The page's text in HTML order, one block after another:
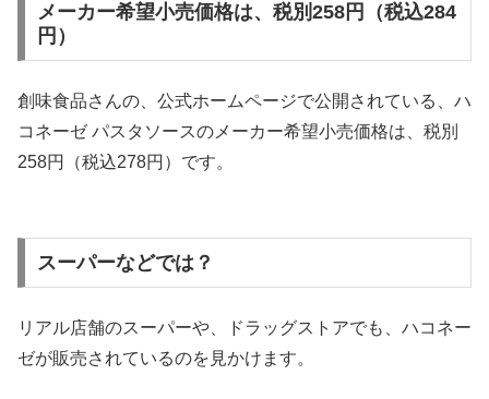
メーカー希望小売価格は、税別258円（税込284
円）
創味食品さんの、公式ホームページで公開されている、ハ
コネーゼ パスタソースのメーカー希望小売価格は、税別
258円（税込278円）です。
スーパーなどでは？
リアル店舗のスーパーや、ドラッグストアでも、ハコネー
ゼが販売されているのを見かけます。